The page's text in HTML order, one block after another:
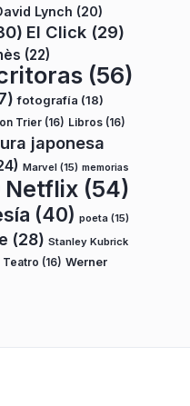
Lynch (20)
El Click (29)
(22)
(56)
fotografía (18)
Trier (16) Libros (16)
japonesa
Marvel (15) memorias
Netflix (54)
(40) poeta (15)
(28) Stanley Kubrick
Teatro (16) Werner